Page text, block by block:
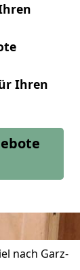
Ihren
nach Garz-